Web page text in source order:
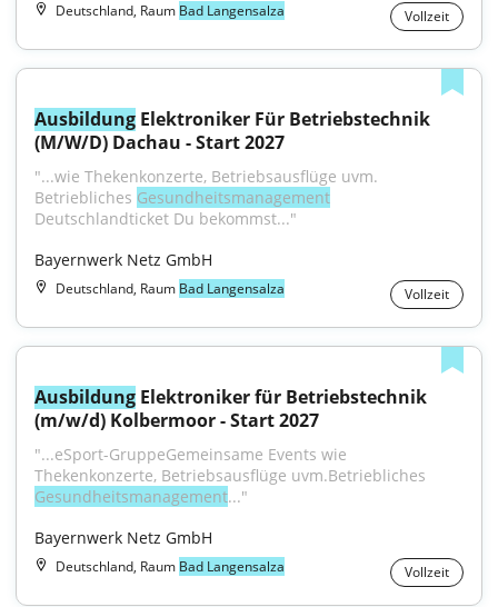
Deutschland, Raum Bad Langensalza Vollzeit
Ausbildung Elektroniker Für Betriebstechnik
(M/W/D) Dachau - Start 2027
"...wie Thekenkonzerte, Betriebsausflüge uvm.
Betriebliches Gesundheitsmanagement
Deutschlandticket Du bekommst..."
Bayernwerk Netz GmbH
Deutschland, Raum Bad Langensalza Vollzeit
Ausbildung Elektroniker für Betriebstechnik
(m/w/d) Kolbermoor - Start 2027
"...eSport-GruppeGemeinsame Events wie
Gesundheitsmanagement..."
Bayernwerk Netz GmbH
Deutschland, Raum Bad Langensalza Vollzeit